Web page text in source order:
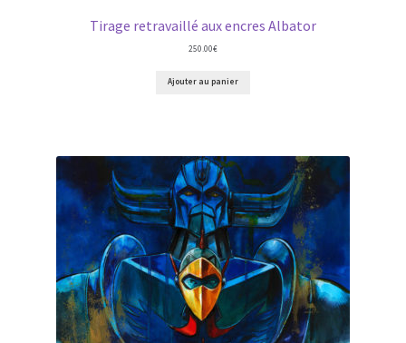
Tirage retravaillé aux encres Albator
250.00€
Ajouter au panier